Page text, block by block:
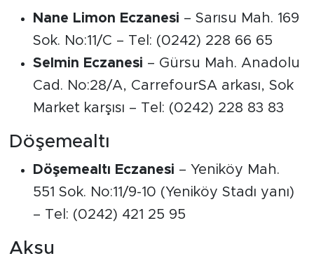
Nane Limon Eczanesi – Sarısu Mah. 169
Sok. No:11/C – Tel: (0242) 228 66 65
Selmin Eczanesi – Gürsu Mah. Anadolu
Cad. No:28/A, CarrefourSA arkası, Sok
Market karşısı – Tel: (0242) 228 83 83
Döşemealtı
Döşemealtı Eczanesi – Yeniköy Mah.
551 Sok. No:11/9-10 (Yeniköy Stadı yanı)
– Tel: (0242) 421 25 95
Aksu